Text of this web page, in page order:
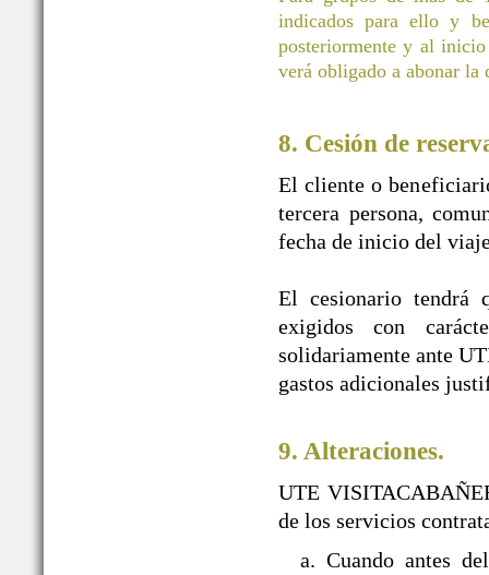
indicados para ello y
posteriormente y al
verá obligado a abonar
8. Cesión de
El cliente o
tercera persona,
fecha de inicio del
El cesionario tendrá
exigidos con
solidariamente ante
gastos adicionales
9. Alteraciones.
UTE
de los servicios
a. Cuando antes